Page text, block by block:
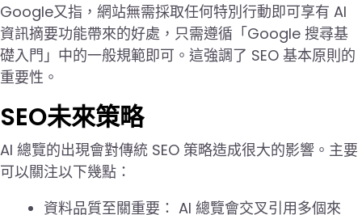
Google又指，網站無需採取任何特別行動即可享有 AI
資訊摘要功能帶來的好處，只需遵循「Google 搜尋基
礎入門」中的一般規範即可。這強調了 SEO 基本原則的
重要性。
SEO未來策略
AI 總覽的出現會對傳統 SEO 策略造成很大的影響。主要
可以關注以下幾點：
資料品質至關重要： AI 總覽會交叉引用多個來